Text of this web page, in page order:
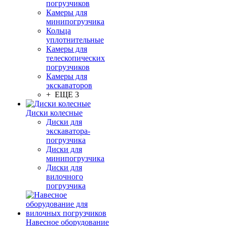
погрузчиков
Камеры для
минипогрузчика
Кольца
уплотнительные
Камеры для
телескопических
погрузчиков
Камеры для
экскаваторов
+ ЕЩЕ 3
Диски колесные
Диски для
экскаватора-
погрузчика
Диски для
минипогрузчика
Диски для
вилочного
погрузчика
Навесное оборудование